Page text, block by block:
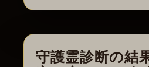
守護霊診断の結